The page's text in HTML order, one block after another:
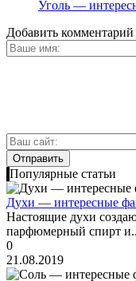
Уголь —
Добавить комментарий
Популярные статьи
Духи — интересные
Настоящие духи
парфюмерный спирт
0
21.08.2019